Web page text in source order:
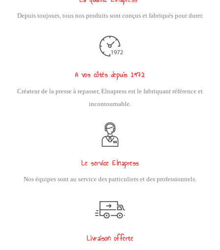
Depuis toujours, tous nos produits sont conçus et fabriqués pour durer.
A vos côtés depuis 1972
Créateur de la presse à repasser, Elnapress est le fabriquant référence et
incontournable.
Le service Elnapress
Nos équipes sont au service des particuliers et des professionnels.
Livraison offerte